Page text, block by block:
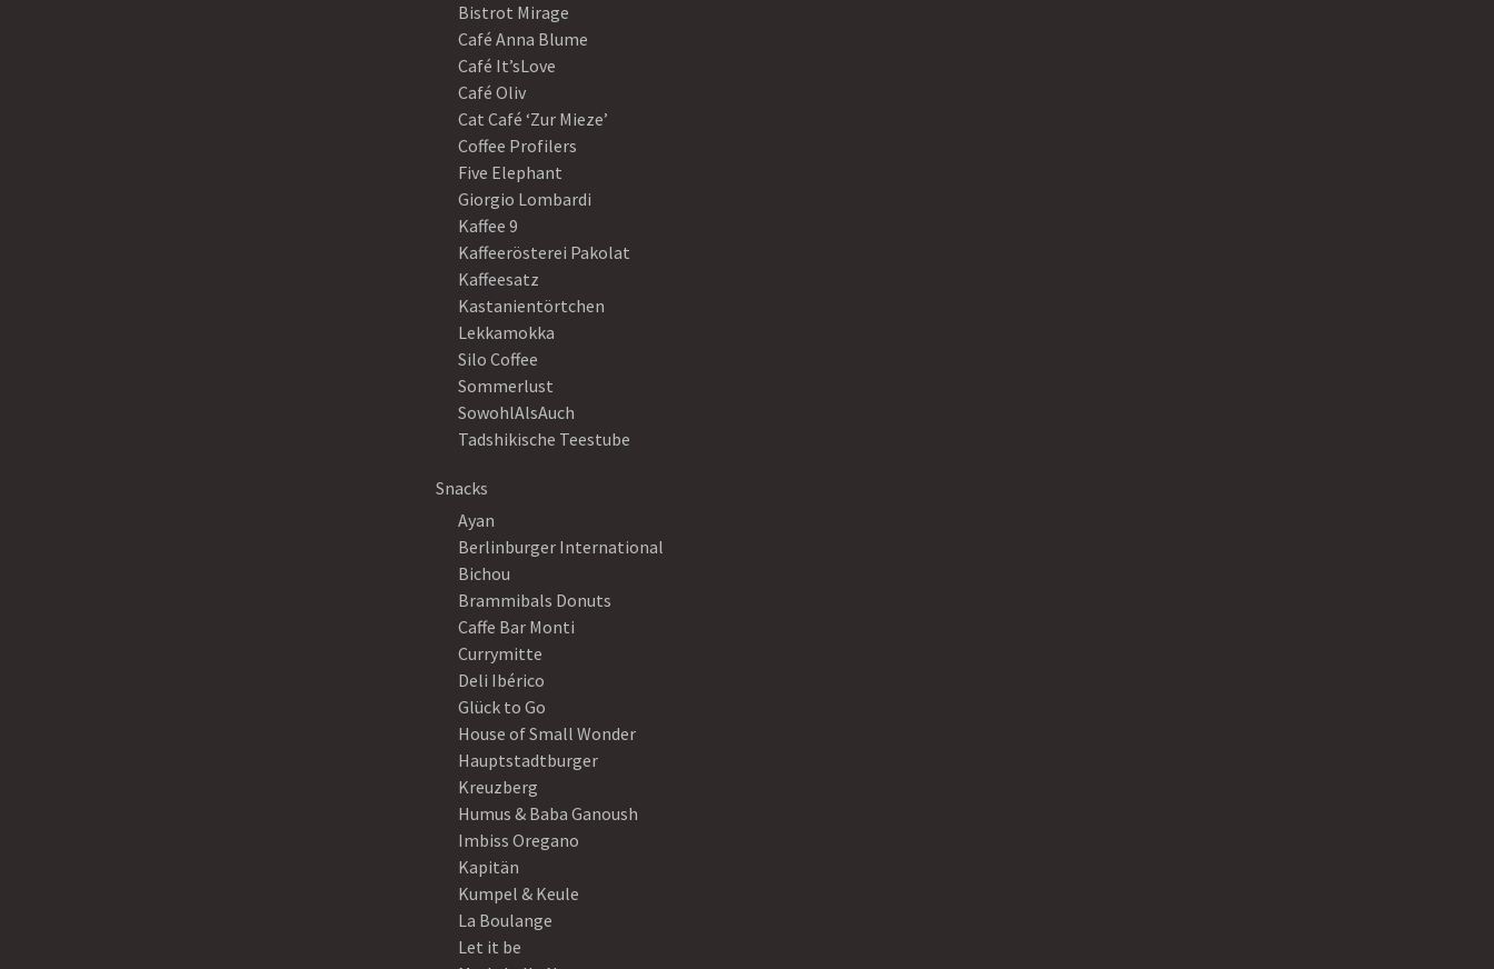
Bistrot Mirage
Café Anna Blume
Café It’sLove
Café Oliv
Cat Café ‘Zur Mieze’
Coffee Profilers
Five Elephant
Giorgio Lombardi
Kaffee 9
Kaffeerösterei Pakolat
Kaffeesatz
Kastanientörtchen
Lekkamokka
Silo Coffee
Sommerlust
SowohlAlsAuch
Tadshikische Teestube
Snacks
Ayan
Berlinburger International
Bichou
Brammibals Donuts
Caffe Bar Monti
Currymitte
Deli Ibérico
Glück to Go
House of Small Wonder
Hauptstadtburger
Kreuzberg
Humus & Baba Ganoush
Imbiss Oregano
Kapitän
Kumpel & Keule
La Boulange
Let it be